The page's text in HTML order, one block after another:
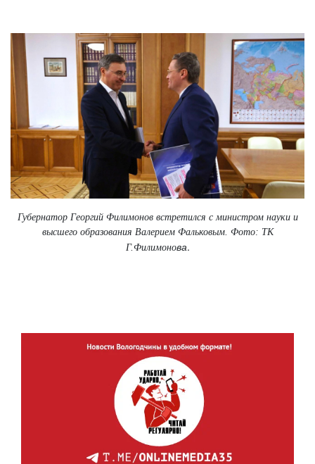
Губернатор Георгий Филимонов встретился с министром науки и
высшего образования Валерием Фальковым. Фото: ТК
Г.Филимонова.